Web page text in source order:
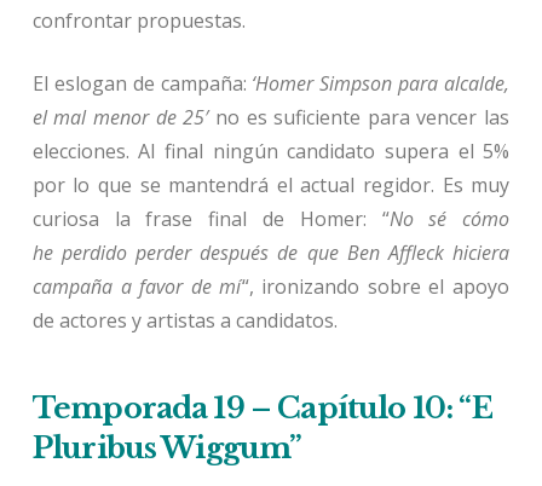
confrontar propuestas.
El eslogan de campaña: ‘Homer Simpson para alcalde,
el mal menor de 25′no es suficiente para vencer las
elecciones. Al final ningún candidato supera el 5%
por lo que se mantendrá el actual regidor. Es muy
curiosa la frase final de Homer: “No sé cómo
he perdido perder después de que Ben Affleck hiciera
campaña a favor de mí“, ironizando sobre el apoyo
de actores y artistas a candidatos.
Temporada 19 – Capítulo 10: “E
Pluribus Wiggum”